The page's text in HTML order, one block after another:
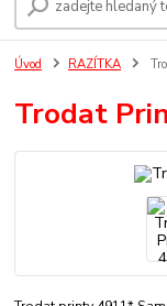
Úvod RAZÍTKA
Trodat